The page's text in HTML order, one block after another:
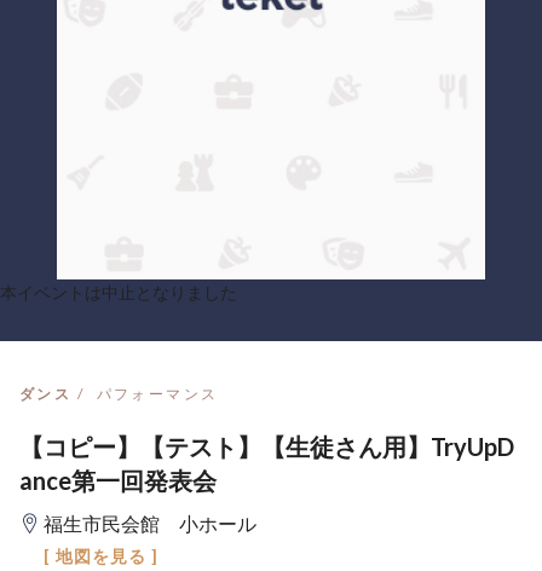
本イベントは中止となりました
ダンス パフォーマンス
【コピー】【テスト】【生徒さん用】TryUpD
ance第一回発表会
福生市民会館 小ホール
[ 地図を見る ]